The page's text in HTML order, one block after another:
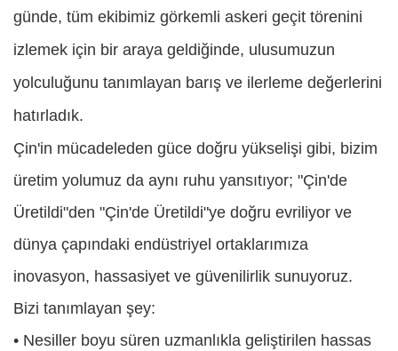
günde, tüm ekibimiz görkemli askeri geçit törenini
izlemek için bir araya geldiğinde, ulusumuzun
yolculuğunu tanımlayan barış ve ilerleme değerlerini
hatırladık.
Çin'in mücadeleden güce doğru yükselişi gibi, bizim
üretim yolumuz da aynı ruhu yansıtıyor; "Çin'de
Üretildi"den "Çin'de Üretildi"ye doğru evriliyor ve
dünya çapındaki endüstriyel ortaklarımıza
inovasyon, hassasiyet ve güvenilirlik sunuyoruz.
Bizi tanımlayan şey:
• Nesiller boyu süren uzmanlıkla geliştirilen hassas